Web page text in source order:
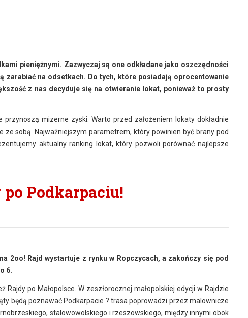
pieniężnymi. Zazwyczaj są one odkładane jako oszczędności
zarabiać na odsetkach. Do tych, które posiadają oprocentowanie
z nas decyduje się na otwieranie lokat, ponieważ to prosty
mizerne zyski. Warto przed założeniem lokaty dokładnie
sobą. Najważniejszym parametrem, który powinien być brany pod
aktualny ranking lokat, który pozwoli porównać najlepsze
Podkarpaciu!
2oo! Rajd wystartuje z rynku w Ropczycach, a zakończy się pod
6.
po Małopolsce. W zeszłorocznej małopolskiej edycji w Rajdzie
będą poznawać Podkarpacie ? trasa poprowadzi przez malownicze
stalowowolskiego i rzeszowskiego, między innymi obok